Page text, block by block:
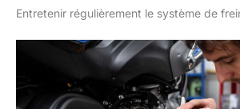
Entretenir régulièrement le système de